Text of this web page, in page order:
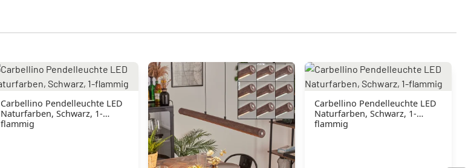
Carbellino Pendelleuchte LED
Naturfarben, Schwarz, 1-
flammig
Carbellino Pendelleuchte LED
Naturfarben, Schwarz, 1-
flammig